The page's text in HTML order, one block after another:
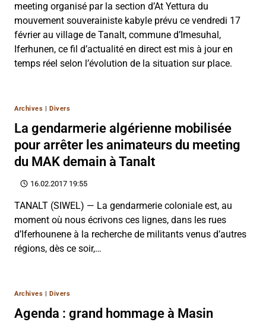
meeting organisé par la section d’At Yettura du
mouvement souverainiste kabyle prévu ce vendredi 17
février au village de Tanalt, commune d’Imesuhal,
Iferhunen, ce fil d’actualité en direct est mis à jour en
temps réel selon l’évolution de la situation sur place.
Archives Divers
La gendarmerie algérienne mobilisée
pour arrêter les animateurs du meeting
du MAK demain à Tanalt
16.02.2017 19:55
TANALT (SIWEL) — La gendarmerie coloniale est, au
moment où nous écrivons ces lignes, dans les rues
d’Iferhounene à la recherche de militants venus d’autres
régions, dès ce soir,…
Archives Divers
Agenda : grand hommage à Masin